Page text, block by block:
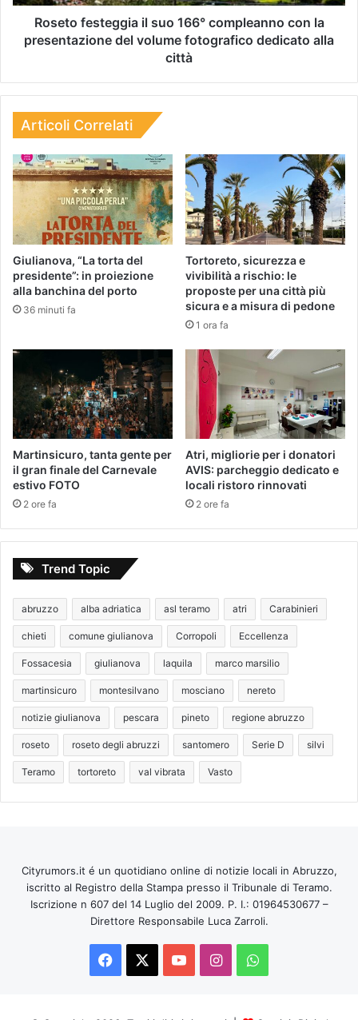
Roseto festeggia il suo 166° compleanno con la
presentazione del volume fotografico dedicato alla
città
Articoli Correlati
Giulianova, “La torta del
presidente”: in proiezione
alla banchina del porto
36 minuti fa
Tortoreto, sicurezza e
vivibilità a rischio: le
proposte per una città più
sicura e a misura di pedone
1 ora fa
Martinsicuro, tanta gente per
il gran finale del Carnevale
estivo FOTO
2 ore fa
Atri, migliorie per i donatori
AVIS: parcheggio dedicato e
locali ristoro rinnovati
2 ore fa
Trend Topic
abruzzo alba adriatica asl teramo atri Carabinieri
chieti comune giulianova Corropoli Eccellenza
Fossacesia giulianova laquila marco marsilio
martinsicuro montesilvano mosciano nereto
notizie giulianova pescara pineto regione abruzzo
roseto roseto degli abruzzi santomero Serie D silvi
Teramo tortoreto val vibrata Vasto
Cityrumors.it é un quotidiano online di notizie locali in Abruzzo,
iscritto al Registro della Stampa presso il Tribunale di Teramo.
Iscrizione n 607 del 14 Luglio del 2009. P. I.: 01964530677 –
Direttore Responsabile Luca Zarroli.
Facebook
You InstagramWhatsApp